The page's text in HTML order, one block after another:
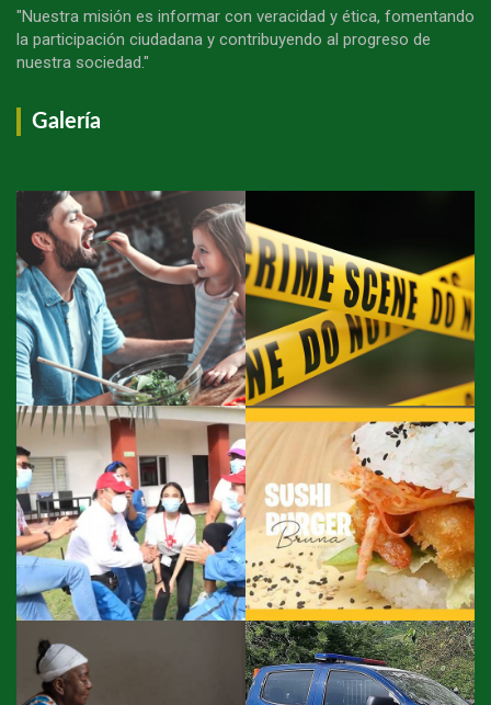
"Nuestra misión es informar con veracidad y ética, fomentando
la participación ciudadana y contribuyendo al progreso de
nuestra sociedad."
Galería